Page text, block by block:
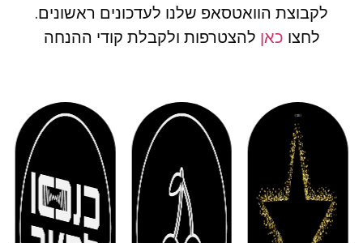
לקבוצת הוואטסאפ שלנו לעדכונים ראשונים.
לחצו כאן להצטרפות ולקבלת קודי ההנחה
( 20 )
( 11 )